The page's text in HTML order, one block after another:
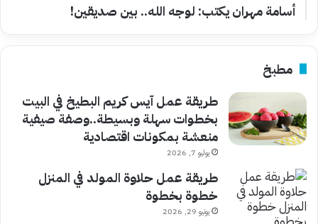
أسامة مهران يكتب: لوجه الله.. بين صديقين!
مطبخ
طريقة عمل آيس كريم البطيخ في البيت
بخطوات سهلة وبسيطة..وصفة صيفية
منعشة بمكونات اقتصادية
يوليو 7, 2026
طريقة عمل حلاوة المولد في المنزل
خطوة بخطوة
يونيو 29, 2026